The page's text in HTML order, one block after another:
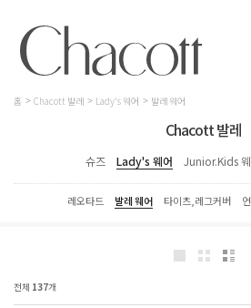
홈 Chacott 발레 Lady's 웨어 발레 웨어
Chacott 발레
슈즈 Lady's 웨어 Junior.Kids
레오타드 발레 웨어 타이츠,레그커버
전체 137개